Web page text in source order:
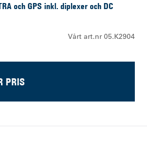
och GPS inkl. diplexer och DC
Vårt art.nr 05.K2904
PRIS